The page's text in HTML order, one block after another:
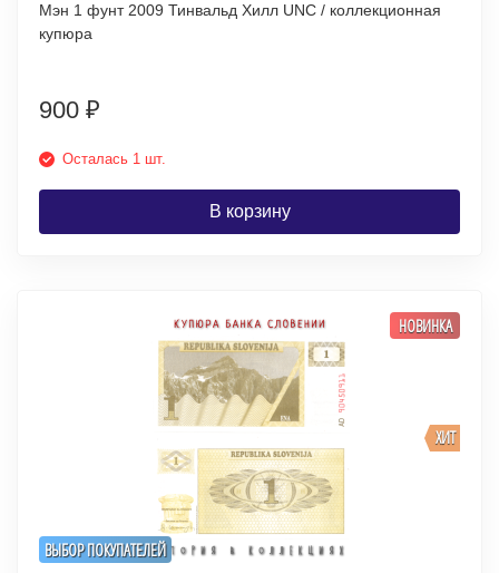
Мэн 1 фунт 2009 Тинвальд Хилл UNC / коллекционная
купюра
900 ₽
Осталась 1 шт.
В корзину
ВЫБОР ПОКУПАТЕЛЕЙ
ХИТ
НОВИНКА